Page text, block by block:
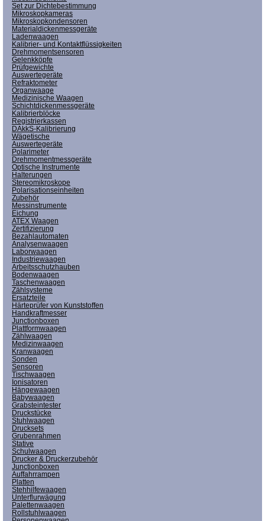
Set zur Dichtebestimmung
Mikroskopkameras
Mikroskopkondensoren
Materialdickenmessgeräte
Ladenwaagen
Kalibrier- und Kontaktflüssigkeiten
Drehmomentsensoren
Gelenkköpfe
Prüfgewichte
Auswertegeräte
Refraktometer
Organwaage
Medizinische Waagen
Schichtdickenmessgeräte
Kalibrierblöcke
Registrierkassen
DAkkS-Kalibrierung
Wägetische
Auswertegeräte
Polarimeter
Drehmomentmessgeräte
Optische Instrumente
Halterungen
Stereomikroskope
Polarisationseinheiten
Zubehör
Messinstrumente
Eichung
ATEX Waagen
Zertifizierung
Bezahlautomaten
Analysenwaagen
Laborwaagen
Industriewaagen
Arbeitsschutzhauben
Bodenwaagen
Taschenwaagen
Zählsysteme
Ersatzteile
Härteprüfer von Kunststoffen
Handkraftmesser
Junctionboxen
Plattformwaagen
Zählwaagen
Medizinwaagen
Kranwaagen
Sonden
Sensoren
Tischwaagen
Ionisatoren
Hängewaagen
Babywaagen
Grabsteintester
Druckstücke
Stuhlwaagen
Drucksets
Grubenrahmen
Stative
Schulwaagen
Drucker & Druckerzubehör
Junctionboxen
Auffahrrampen
Platten
Stehhilfewaagen
Unterflurwägung
Palettenwaagen
Rollstuhlwaagen